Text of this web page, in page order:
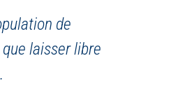
de
laisser libre